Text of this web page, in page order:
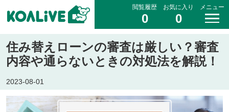
閲覧履歴
0
お気に入り
0
メニュー
住み替えローンの審査は厳しい？審査
内容や通らないときの対処法を解説！
2023-08-01